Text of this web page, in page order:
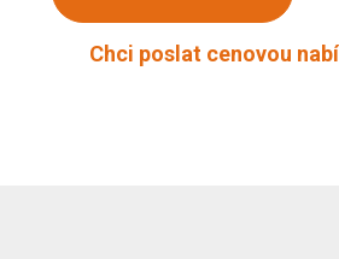
Chci poslat cenovou